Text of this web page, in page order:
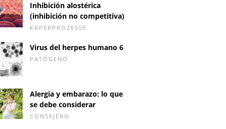
Inhibición alostérica
(inhibición no competitiva)
KRPERPROZESSE
Virus del herpes humano 6
PATÓGENO
Alergia y embarazo: lo que
se debe considerar
CONSEJERO